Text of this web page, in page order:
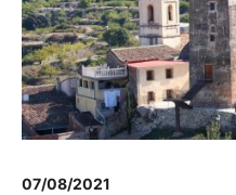
07/08/2021